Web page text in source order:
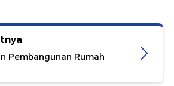
Pembangunan Rumah